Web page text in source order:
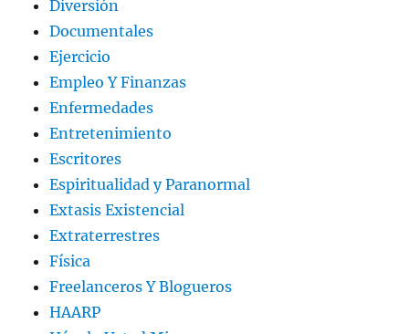
Diversión
Documentales
Ejercicio
Empleo Y Finanzas
Enfermedades
Entretenimiento
Escritores
Espiritualidad y Paranormal
Extasis Existencial
Extraterrestres
Física
Freelanceros Y Blogueros
HAARP